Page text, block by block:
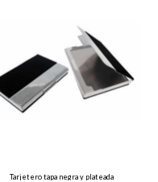
Tarjetero tapa negra y plateada